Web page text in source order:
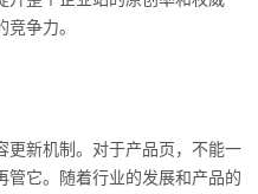
争力。
更新机制。对于产品页，不能一
管它。随着行业的发展和产品的